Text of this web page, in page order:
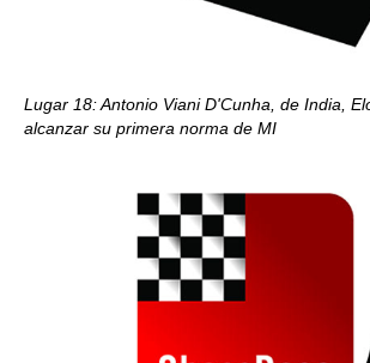
Lugar 18: Antonio Viani D'Cunha, de India,
alcanzar su primera norma de MI